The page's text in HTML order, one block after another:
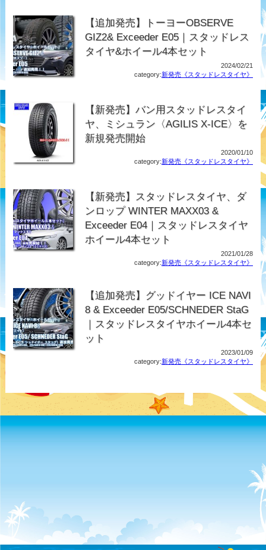
【追加発売】トーヨーOBSERVE
GIZ2& Exceeder E05｜スタッドレス
タイヤ&ホイール4本セット
2024/02/21
category:新発売《スタッドレスタイヤ》
【新発売】バン用スタッドレスタイ
ヤ、ミシュラン〈AGILIS X-ICE〉を
新規発売開始
2020/01/10
category:新発売《スタッドレスタイヤ》
【新発売】スタッドレスタイヤ、ダ
ンロップ WINTER MAXX03 &
Exceeder E04｜スタッドレスタイヤ
ホイール4本セット
2021/01/28
category:新発売《スタッドレスタイヤ》
【追加発売】グッドイヤー ICE NAVI
8 & Exceeder E05/SCHNEDER StaG
｜スタッドレスタイヤホイール4本セ
ット
2023/01/09
category:新発売《スタッドレスタイヤ》